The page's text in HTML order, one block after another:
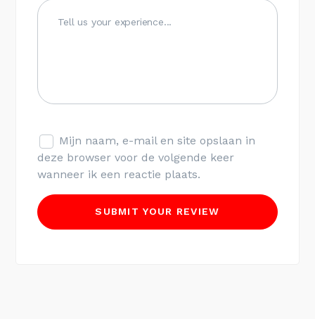
Mijn naam, e-mail en site opslaan in
deze browser voor de volgende keer
wanneer ik een reactie plaats.